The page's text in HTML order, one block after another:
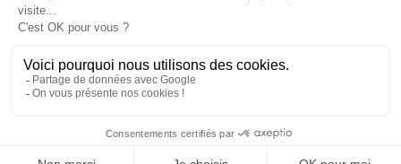
Politique de confidentialité
Mentions légales
© COMMUNAUTÉ DE COMMUNES DES LISIÈRES DE L’OISE
Réalisation et hébergement par